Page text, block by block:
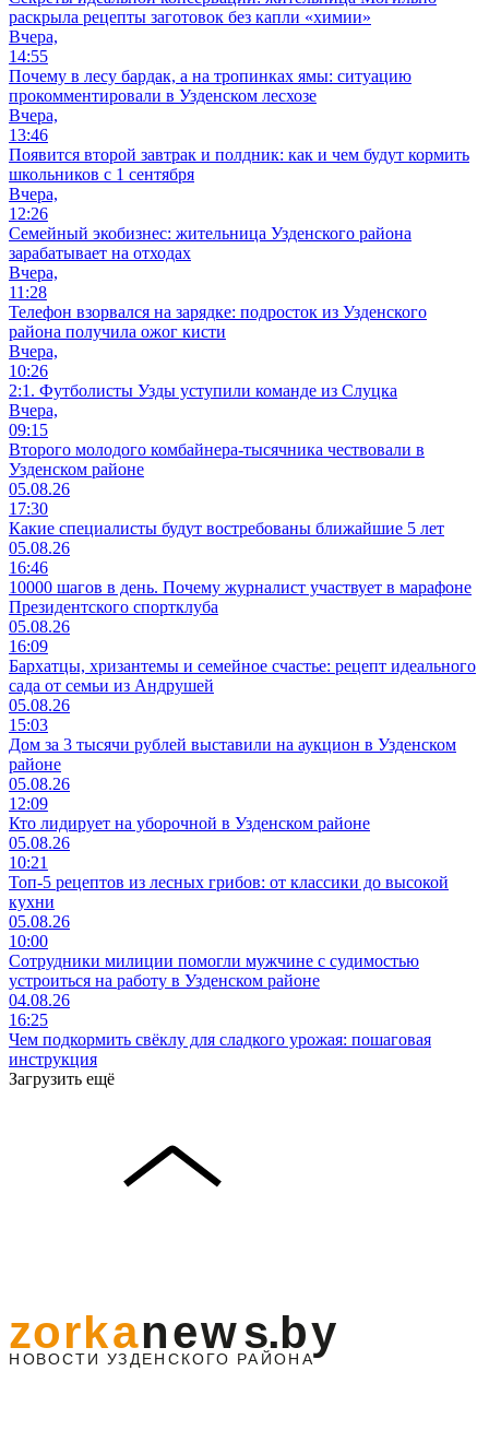
раскрыла рецепты заготовок без капли «химии»
Вчера,
14:55
Почему в лесу бардак, а на тропинках ямы: ситуацию
прокомментировали в Узденском лесхозе
Вчера,
13:46
Появится второй завтрак и полдник: как и чем будут кормить
школьников с 1 сентября
Вчера,
12:26
Семейный экобизнес: жительница Узденского района
зарабатывает на отходах
Вчера,
11:28
Телефон взорвался на зарядке: подросток из Узденского
района получила ожог кисти
Вчера,
10:26
2:1. Футболисты Узды уступили команде из Слуцка
Вчера,
09:15
Второго молодого комбайнера-тысячника чествовали в
Узденском районе
05.08.26
17:30
Какие специалисты будут востребованы ближайшие 5 лет
05.08.26
16:46
10000 шагов в день. Почему журналист участвует в марафоне
Президентского спортклуба
05.08.26
16:09
Бархатцы, хризантемы и семейное счастье: рецепт идеального
сада от семьи из Андрушей
05.08.26
15:03
Дом за 3 тысячи рублей выставили на аукцион в Узденском
районе
05.08.26
12:09
Кто лидирует на уборочной в Узденском районе
05.08.26
10:21
Топ-5 рецептов из лесных грибов: от классики до высокой
кухни
05.08.26
10:00
Сотрудники милиции помогли мужчине с судимостью
устроиться на работу в Узденском районе
04.08.26
16:25
Чем подкормить свёклу для сладкого урожая: пошаговая
инструкция
Загрузить ещё